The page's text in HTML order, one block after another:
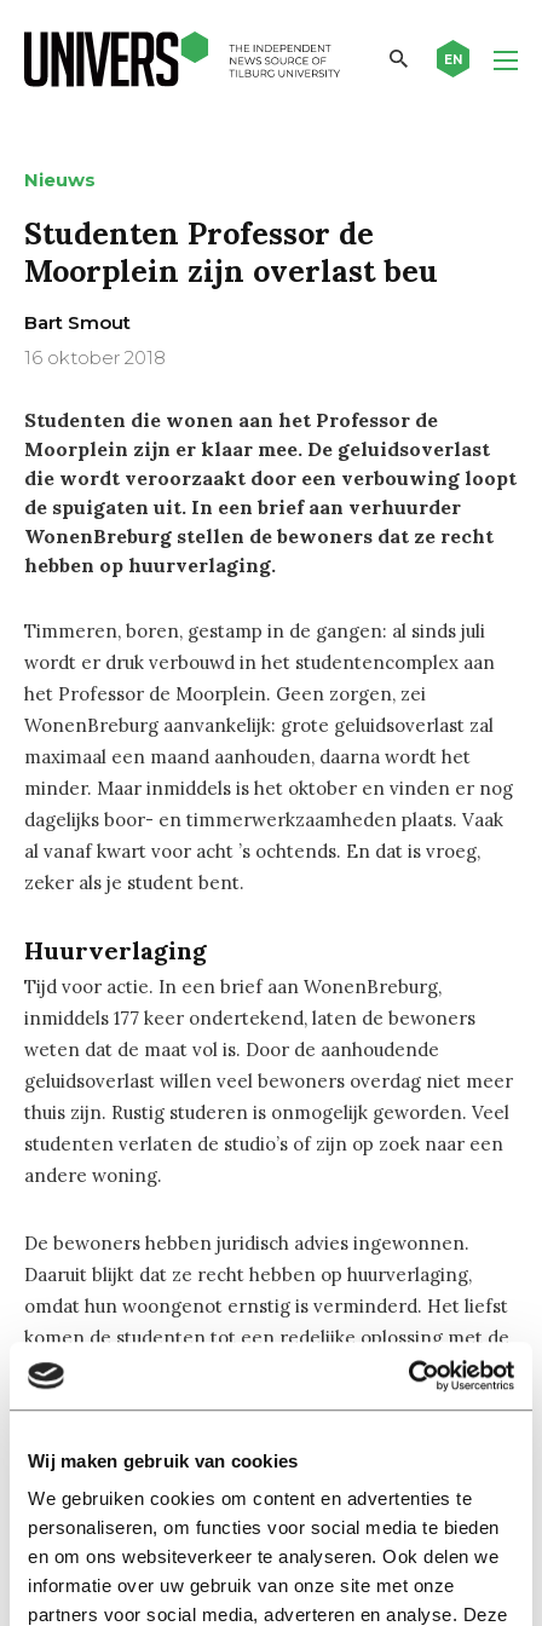
Wij maken gebruik van cookies
We gebruiken cookies om content en advertenties te
personaliseren, om functies voor social media te bieden
en om ons websiteverkeer te analyseren. Ook delen we
informatie over uw gebruik van onze site met onze
partners voor social media, adverteren en analyse. Deze
EN
Nieuws
Studenten Professor de
Moorplein zijn overlast beu
Bart Smout
16 oktober 2018
Studenten die wonen aan het Professor de
Moorplein zijn er klaar mee. De geluidsoverlast
die wordt veroorzaakt door een verbouwing loopt
de spuigaten uit. In een brief aan verhuurder
WonenBreburg stellen de bewoners dat ze recht
hebben op huurverlaging.
Timmeren, boren, gestamp in de gangen: al sinds juli
wordt er druk verbouwd in het studentencomplex aan
het Professor de Moorplein. Geen zorgen, zei
WonenBreburg aanvankelijk: grote geluidsoverlast zal
maximaal een maand aanhouden, daarna wordt het
minder. Maar inmiddels is het oktober en vinden er nog
dagelijks boor- en timmerwerkzaamheden plaats. Vaak
al vanaf kwart voor acht ’s ochtends. En dat is vroeg,
zeker als je student bent.
Huurverlaging
Tijd voor actie. In een brief aan WonenBreburg,
inmiddels 177 keer ondertekend, laten de bewoners
weten dat de maat vol is. Door de aanhoudende
geluidsoverlast willen veel bewoners overdag niet meer
thuis zijn. Rustig studeren is onmogelijk geworden. Veel
studenten verlaten de studio’s of zijn op zoek naar een
andere woning.
De bewoners hebben juridisch advies ingewonnen.
Daaruit blijkt dat ze recht hebben op huurverlaging,
omdat hun woongenot ernstig is verminderd. Het liefst
komen de studenten tot een redelijke oplossing met de
verhuurder door samen om tafel te gaan zitten. Als zo’n
gesprek niet snel plaatsvindt, zullen de bewoners
Aparte ruimte
WonenBreburg heeft aan de Professor Verbernelaan
een aparte ruimte beschikbaar gesteld voor de
studenten, waar ze in alle rust kunnen studeren. De